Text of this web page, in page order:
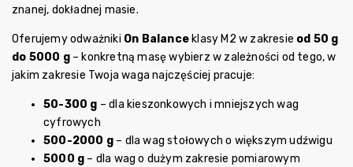
znanej, dokładnej masie.
Oferujemy odważniki On Balance klasy M2 w zakresie od 50 g
do 5000 g– konkretną masę wybierz w zależności od tego, w
jakim zakresie Twoja waga najczęściej pracuje:
50-300 g – dla kieszonkowych i mniejszych wag
cyfrowych
500-2000 g – dla wag stołowych o większym udźwigu
5000 g – dla wag o dużym zakresie pomiarowym